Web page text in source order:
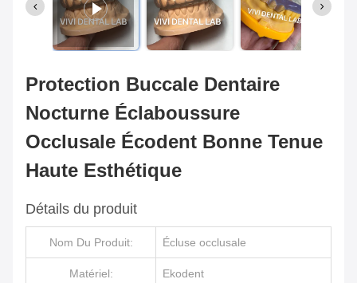
Protection Buccale Dentaire
Nocturne Éclaboussure
Occlusale Écodent Bonne Tenue
Haute Esthétique
Détails du produit
Nom Du Produit: Écluse occlusale
Matériel: Ekodent